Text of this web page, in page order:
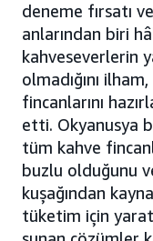
deneme fırsatı
anlarından biri
kahveseverlerin
olmadığını
fincanlarını
etti. Okyanusya
tüm kahve
buzlu olduğunu
kuşağından
tüketim için